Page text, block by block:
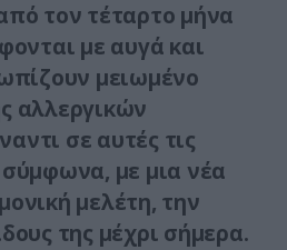
τον τέταρτο μήνα
με αυγά και
μειωμένο
αλλεργικών
σε αυτές τις
με μια νέα
μελέτη, την
της μέχρι σήμερα.